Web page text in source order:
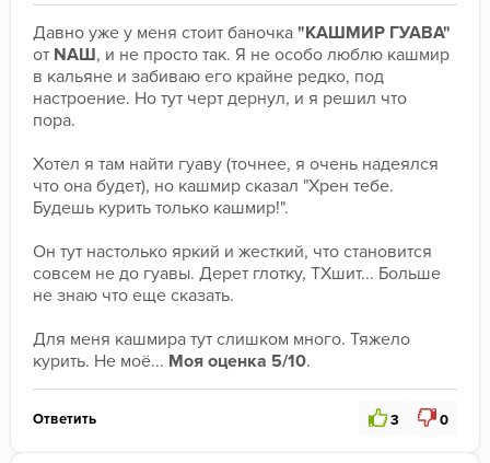
Давно уже у меня стоит баночка "КАШМИР ГУАВА"
от NAШ, и не просто так. Я не особо люблю кашмир
в кальяне и забиваю его крайне редко, под
настроение. Но тут черт дернул, и я решил что
пора.
Хотел я там найти гуаву (точнее, я очень надеялся
что она будет), но кашмир сказал "Хрен тебе.
Будешь курить только кашмир!".
Он тут настолько яркий и жесткий, что становится
совсем не до гуавы. Дерет глотку, ТХшит... Больше
не знаю что еще сказать.
Для меня кашмира тут слишком много. Тяжело
курить. Не моё... Моя оценка 5/10.
Ответить 3 0